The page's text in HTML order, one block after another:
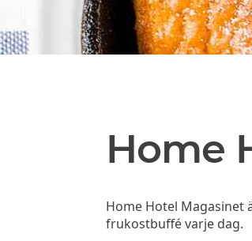
Home
Home Hotel Magasinet
frukostbuffé varje dag.